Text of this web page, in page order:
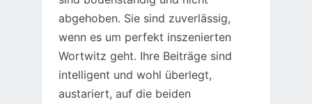
abgehoben. Sie sind zuverlässig,
wenn es um perfekt inszenierten
Wortwitz geht. Ihre Beiträge sind
intelligent und wohl überlegt,
austariert, auf die beiden